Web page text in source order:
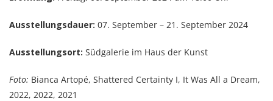
Ausstellungsdauer: 07. September – 21. September 2024
Ausstellungsort: Südgalerie im Haus der Kunst
Foto: Bianca Artopé, Shattered Certainty I, It Was All a Dream,
2022, 2022, 2021